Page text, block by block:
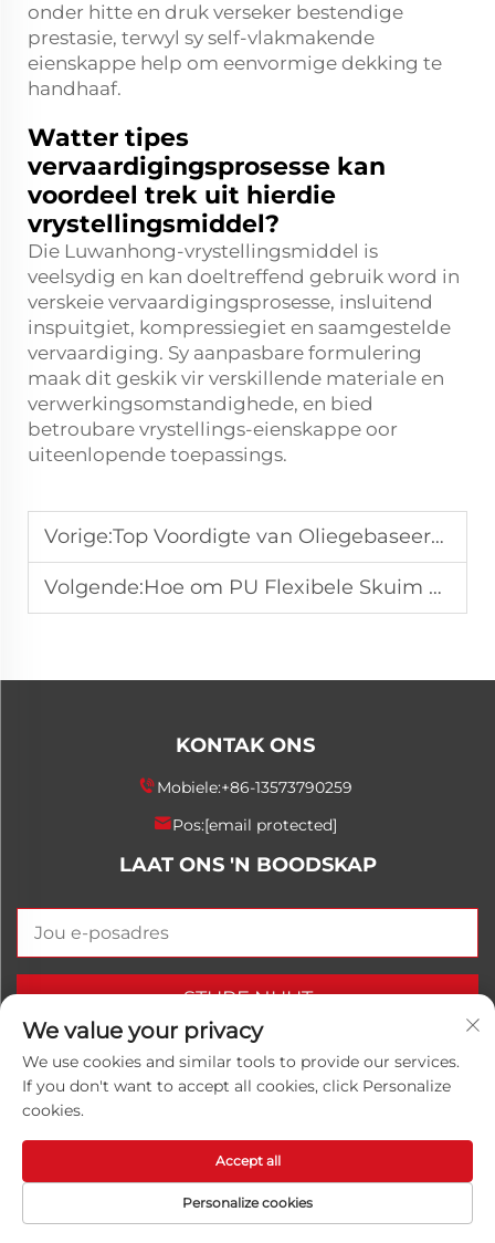
onder hitte en druk verseker bestendige
prestasie, terwyl sy self-vlakmakende
eienskappe help om eenvormige dekking te
handhaaf.
Watter tipes
vervaardigingsprosesse kan
voordeel trek uit hierdie
vrystellingsmiddel?
Die Luwanhong-vrystellingsmiddel is
veelsydig en kan doeltreffend gebruik word in
verskeie vervaardigingsprosesse, insluitend
inspuitgiet, kompressiegiet en saamgestelde
vervaardiging. Sy aanpasbare formulering
maak dit geskik vir verskillende materiale en
verwerkingsomstandighede, en bied
betroubare vrystellings-eienskappe oor
uiteenlopende toepassings.
Vorige:Top Voordigte van Oliegebaseerde Vrylatingmiddel vir Vervaardiging
Volgende:Hoe om PU Flexibele Skuim Vrylatingmiddel toe te pas vir die Beste Resultate?
KONTAK ONS
Mobiele:+86-13573790259
Pos:[email protected]
LAAT ONS 'N BOODSKAP
STURF NUUT
Kopiereg © 2025 China Shandong Luwanhong
Privaatheidsbeleid
We value your privacy
We use cookies and similar tools to provide our services.
If you don't want to accept all cookies, click Personalize
cookies.
Personalize cookies
Accept all